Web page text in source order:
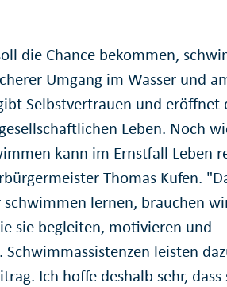
die Chance bekommen,
Umgang im Wasser und
Selbstvertrauen und eröffnet
Leben. Noch
kann im Ernstfall Leben
Thomas Kufen.
schwimmen lernen, brauchen
sie begleiten, motivieren und
leisten
Ich hoffe deshalb sehr, dass